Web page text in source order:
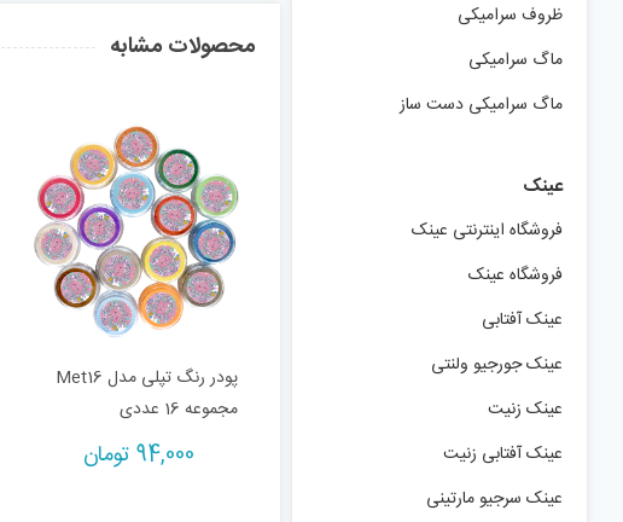
محصولات مشابه
پودر رنگ تپلی مدل Met16
مجموعه 16 عددی
94,000 تومان
ظروف سرامیکی
ماگ سرامیکی
ماگ سرامیکی دست ساز
عینک
فروشگاه اینترنتی عینک
فروشگاه عینک
عینک آفتابی
عینک جورجیو ولنتی
عینک زنیت
عینک آفتابی زنیت
عینک سرجیو مارتینی